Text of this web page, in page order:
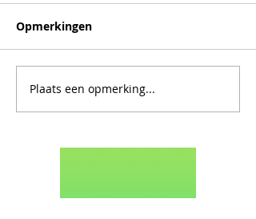
Opmerkingen
Plaats een opmerking...